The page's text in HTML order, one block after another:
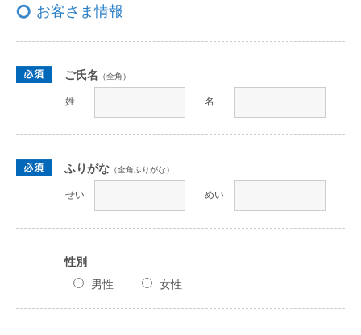
お客さま情報
ご氏名 （全角）
姓 名
ふりがな （全角ふりがな）
せい めい
性別
男性
女性